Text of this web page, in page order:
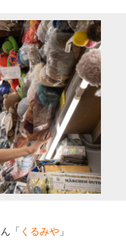
「 くるみや 」